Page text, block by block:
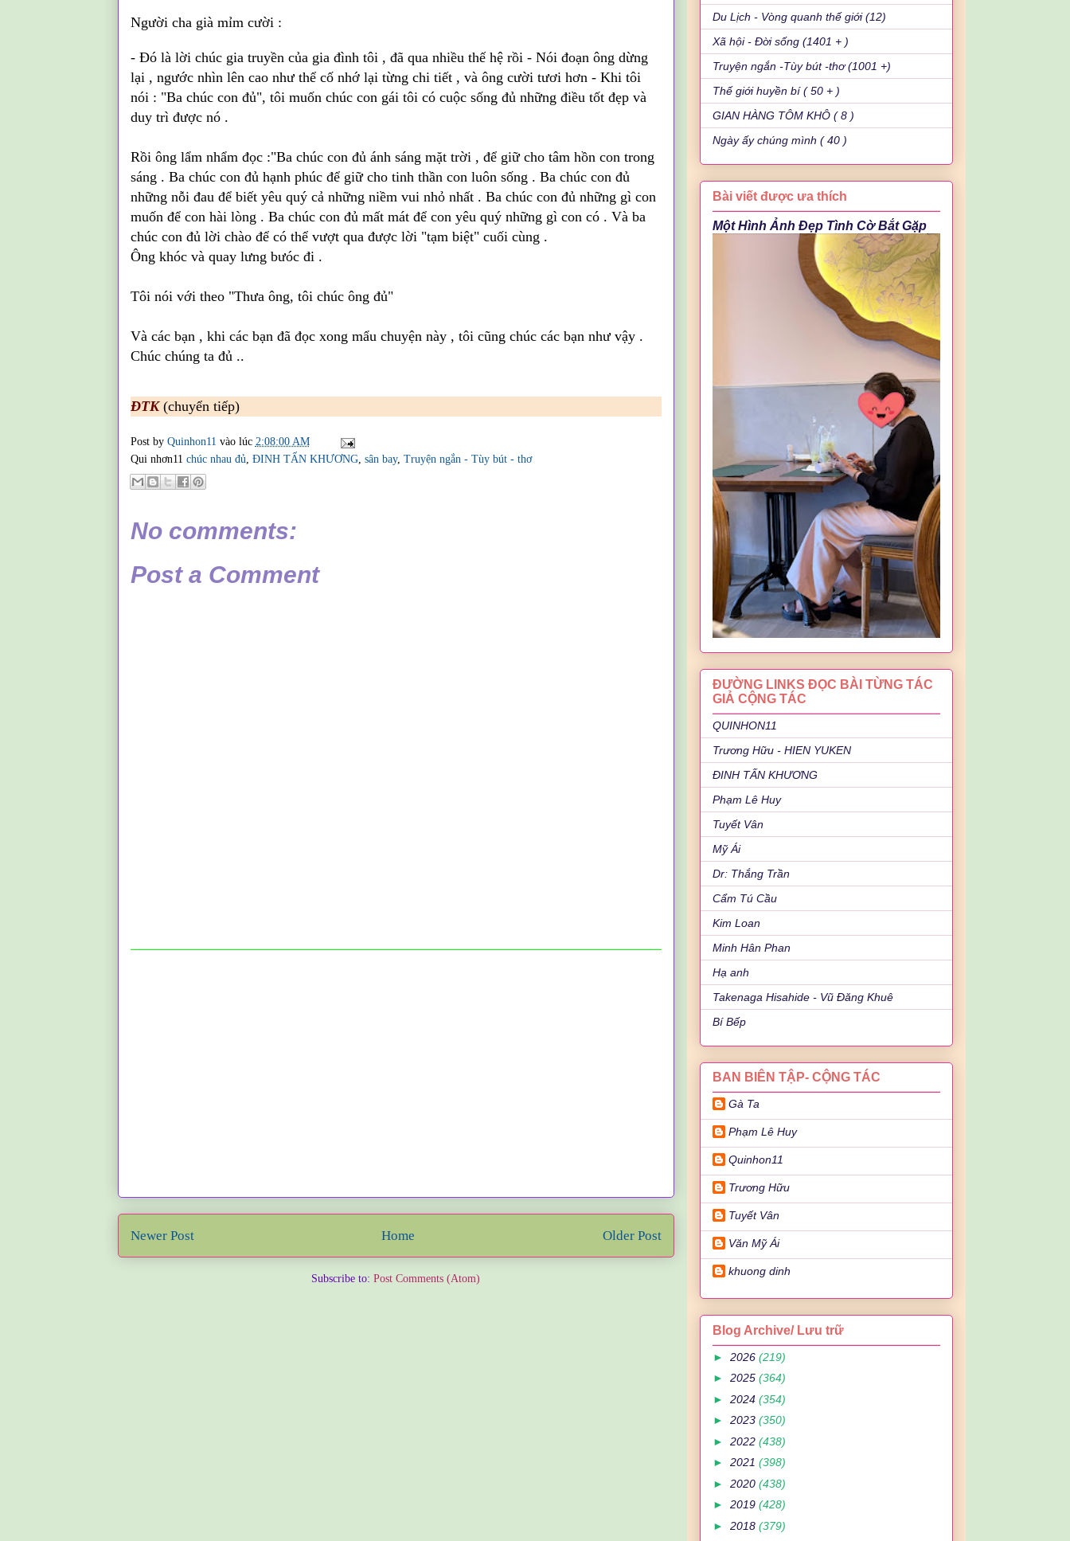
Người cha già mỉm cười :
- Đó là lời chúc gia truyền của gia đình tôi , đã qua nhiều thế hệ rồi - Nói đoạn ông dừng
lại , ngước nhìn lên cao như thể cố nhớ lại từng chi tiết , và ông cười tươi hơn - Khi tôi
nói : "Ba chúc con đủ", tôi muốn chúc con gái tôi có cuộc sống đủ những điều tốt đẹp và
duy trì được nó .
Rồi ông lẩm nhẩm đọc :"Ba chúc con đủ ánh sáng mặt trời , để giữ cho tâm hồn con trong
sáng . Ba chúc con đủ hạnh phúc để giữ cho tinh thần con luôn sống . Ba chúc con đủ
những nỗi đau để biết yêu quý cả những niềm vui nhỏ nhất . Ba chúc con đủ những gì con
muốn để con hài lòng . Ba chúc con đủ mất mát để con yêu quý những gì con có . Và ba
chúc con đủ lời chào để có thể vượt qua được lời "tạm biệt" cuối cùng .
Ông khóc và quay lưng bưóc đi .
Tôi nói với theo "Thưa ông, tôi chúc ông đủ"
Và các bạn , khi các bạn đã đọc xong mẩu chuyện này , tôi cũng chúc các bạn như vậy .
Chúc chúng ta đủ ..
ĐTK (chuyển tiếp)
Post by Quinhon11 vào lúc 2:08:00 AM
Qui nhơn11 chúc nhau đủ, ĐINH TẤN KHƯƠNG, sân bay, Truyện ngắn - Tùy bút - thơ
No comments:
Post a Comment
Newer Post Older Post
Home
Subscribe to: Post Comments (Atom)
Du Lịch - Vòng quanh thế giới (12)
Xã hội - Đời sống (1401 + )
Truyện ngắn -Tùy bút -thơ (1001 +)
Thế giới huyền bí ( 50 + )
GIAN HÀNG TÔM KHÔ ( 8 )
Ngày ấy chúng mình ( 40 )
Bài viết được ưa thích
Một Hình Ảnh Đẹp Tình Cờ Bắt Gặp
ĐƯỜNG LINKS ĐỌC BÀI TỪNG TÁC
GIẢ CỘNG TÁC
QUINHON11
Trương Hữu - HIEN YUKEN
ĐINH TẤN KHƯƠNG
Phạm Lê Huy
Tuyết Vân
Mỹ Ái
Dr: Thắng Trần
Cẩm Tú Cầu
Kim Loan
Minh Hân Phan
Hạ anh
Takenaga Hisahide - Vũ Đăng Khuê
Bí Bếp
BAN BIÊN TẬP- CỘNG TÁC
Gà Ta
Phạm Lê Huy
Quinhon11
Trương Hữu
Tuyết Vân
Văn Mỹ Ái
khuong dinh
Blog Archive/ Lưu trữ
► 2026 (219)
► 2025 (364)
► 2024 (354)
► 2023 (350)
► 2022 (438)
► 2021 (398)
► 2020 (438)
► 2019 (428)
► 2018 (379)